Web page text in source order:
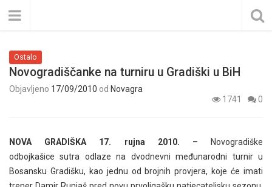
Ostalo
Novogradiščanke na turniru u Gradiški u BiH
Objavljeno 17/09/2010 od Novagra
1741
0
NOVA GRADIŠKA 17. rujna 2010. – Novogradiške
odbojkašice sutra odlaze na dvodnevni međunarodni turnir u
Bosansku Gradišku, kao jednu od brojnih provjera, koje će imati